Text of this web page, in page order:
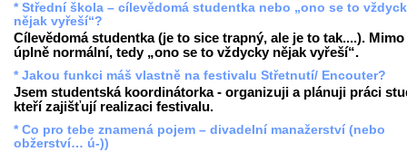
* Střední škola – cílevědomá studentka nebo „ono se to
nějak vyřeší“?
Cílevědomá studentka (je to sice trapný, ale je to tak....).
úplně normální, tedy „ono se to vždycky nějak vyřeší“.
* Jakou funkci máš vlastně na festivalu Střetnutí/ Encouter?
Jsem studentská koordinátorka - organizuji a plánuji práci
kteří zajišťují realizaci festivalu.
* Co pro tebe znamená pojem – divadelní manažerství (nebo
obžerství… ú-))